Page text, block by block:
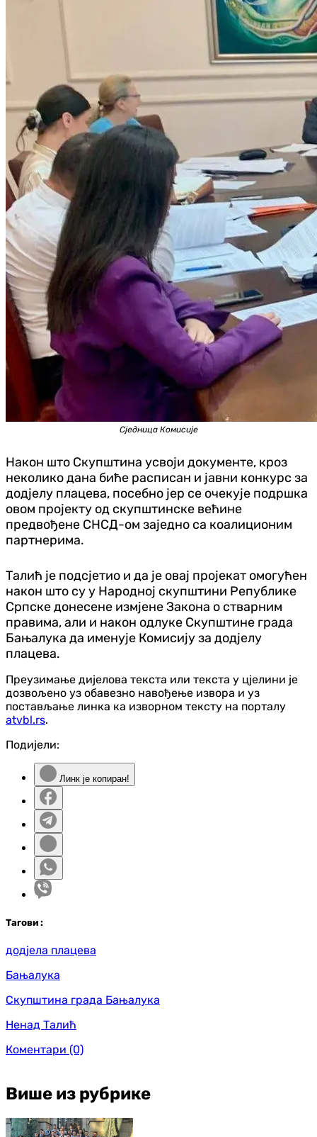
Сједница Комисије
Након што Скупштина усвоји документе, кроз
неколико дана биће расписан и јавни конкурс за
додјелу плацева, посебно јер се очекује подршка
овом пројекту од скупштинске већине
предвођене СНСД-ом заједно са коалиционим
партнерима.
Талић је подсјетио и да је овај пројекат омогућен
након што су у Народној скупштини Републике
Српске донесене измјене Закона о стварним
правима, али и након одлуке Скупштине града
Бањалука да именује Комисију за додјелу
плацева.
Преузимање дијелова текста или текста у цјелини је
дозвољено уз обавезно навођење извора и уз
постављање линка ка изворном тексту на порталу
atvbl.rs.
Подијели:
Линк је копиран!
Тагови :
додјела плацева
Бањалука
Скупштина града Бањалука
Ненад Талић
Коментари (0)
Више из рубрике